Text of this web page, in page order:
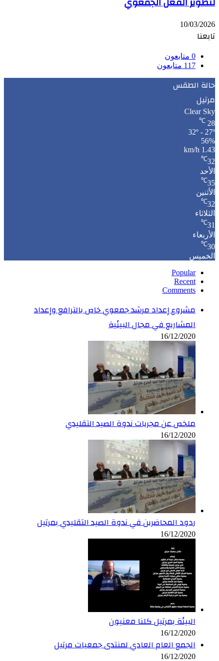
10/03/2026
تابعنا
0 متابعون
117 متابعون
حالة الطقس
مرتيل
Clear Sky
28
℃
32º - 27º
56%
1.43 km/h
32
℃
الأحد
35
℃
الأثنين
32
℃
الثلاثاء
31
℃
الأربعاء
30
℃
الخميس
Popular
Recent
Comments
مشروع إعداد مرشد جمعوي خاص بالترافع وإعداد
المشاريع في مجال البيئية
16/12/2020
ملخص عن مجريات ندوة الصيد التقليدي
16/12/2020
ردود المحاضرين في ندوة الصيد التقليدي بمرتيل
16/12/2020
البيئة بمرتيل كلنا معنيون
16/12/2020
الجمع العام العادي لمنتدى جمعيات مرتيل
16/12/2020